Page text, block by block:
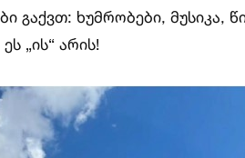
გაქვთ: ხუმრობები, მუსიკა,
„ის“ არის!